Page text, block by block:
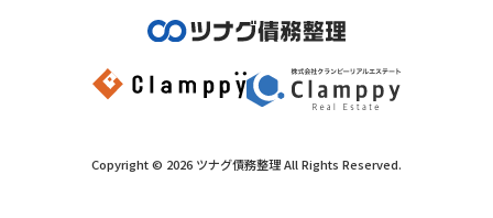
奈良県
和歌山県
石川県
富山県
岡山県
九州・沖縄
奨学金
Copyright © 2026 ツナグ債務整理All Rights Reserved.